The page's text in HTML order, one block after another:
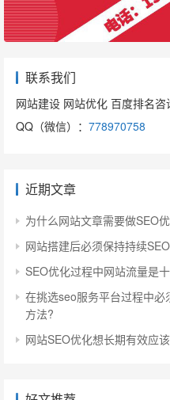
联系我们
网站建设 网站优化 百度排名咨
QQ（微信）： 778970758
近期文章
为什么网站文章需要做SEO优
网站搭建后必须保持持续
SEO优化过程中网站流量是
在挑选seo服务平台过程中必
方法?
网站SEO优化想长期有效应